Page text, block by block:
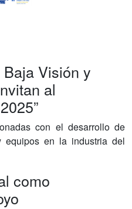
Visión y
al
con el desarrollo de
equipos en la industria del
como